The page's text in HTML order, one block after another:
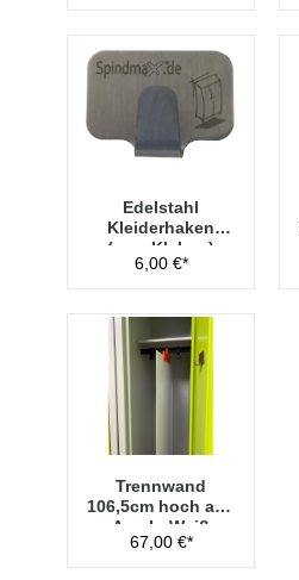
Edelstahl
Kleiderhaken
(zum Kleben)
6,00 €*
Trennwand
106,5cm hoch aus
Acryl - Weiß
67,00 €*